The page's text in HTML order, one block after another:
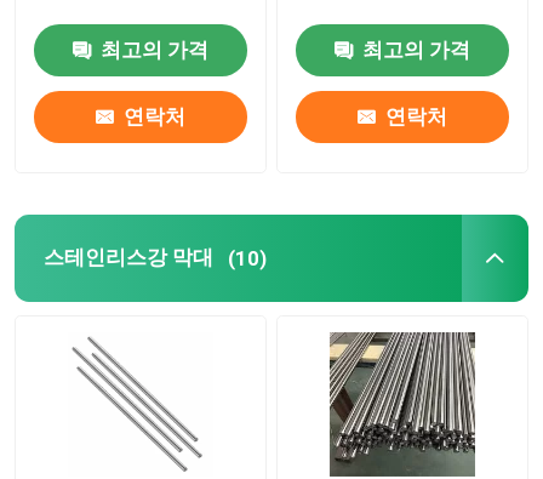
최고의 가격
연락처
최고의 가격
연락처
스테인리스강 막대 (10)